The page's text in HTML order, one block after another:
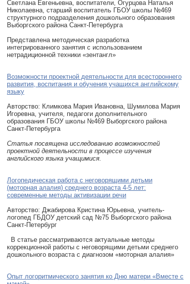
Светлана Евгеньевна, воспитатели, Огурцова Наталья
Николаевна, старший воспитатель ГБОУ школы №469
структурного подразделения дошкольного образования
Выборгского района Санкт-Петербурга
Представлена методическая разработка
интегрированного занятия с использованием
нетрадиционной техники «зентангл»
Возможности проектной деятельности для всестороннего
развития, воспитания и обучения учащихся английскому
языку
Авторcтво: Климкова Мария Ивановна, Шумилова Мария
Игоревна, учителя, педагоги дополнительного
образования ГБОУ школы №469 Выборгского района
Санкт-Петербурга
Статья посвящена исследованию возможностей
проектной деятельности в процессе изучения
английского языка учащимися.
Логопедическая работа с неговорящими детьми
(моторная алалия) среднего возраста 4-5 лет:
современные методы активизации речи
Авторcтво: Джабирова Кристина Юрьевна, учитель-
логопед ГБДОУ детский сад №75 Выборгского района
Санкт-Петербург
В статье рассматриваются актуальные методы
коррекционной работы с неговорящими детьми среднего
дошкольного возраста с диагнозом «моторная алалия»
Опыт логоритмического занятия ко Дню матери «Вместе с